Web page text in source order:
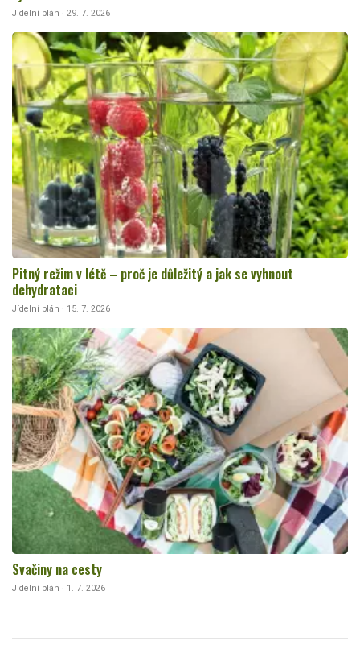
Jídelní plán · 29. 7. 2026
Pitný režim v létě – proč je důležitý a jak se vyhnout
dehydrataci
Jídelní plán · 15. 7. 2026
Svačiny na cesty
Jídelní plán · 1. 7. 2026